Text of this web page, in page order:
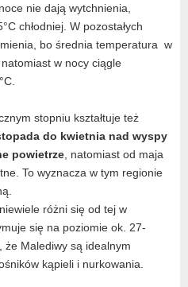
nie dają wytchnienia,
chłodniej. W pozostałych
bo średnia temperatura w
w nocy ciągle
stopniu kształtuje też
do kwietnia nad wyspy
powietrze , natomiast od maja
To wyznacza w tym regionie
różni się od tej w
się na poziomie ok. 27-
że Malediwy są idealnym
kąpieli i nurkowania.